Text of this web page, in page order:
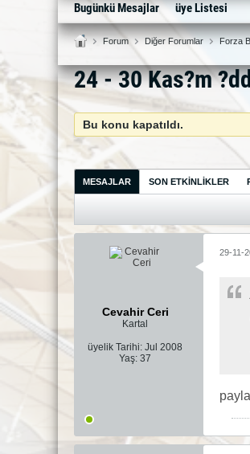
Bugünkü Mesajlar üye Listesi
Forum Diğer Forumlar Forza
24 - 30 Kas?m
Bu konu kapatıldı.
MESAJLAR SON ETKINLIKLER
Cevahir Ceri
Kartal
üyelik Tarihi: Jul 2008
Yaş: 37
29-11-